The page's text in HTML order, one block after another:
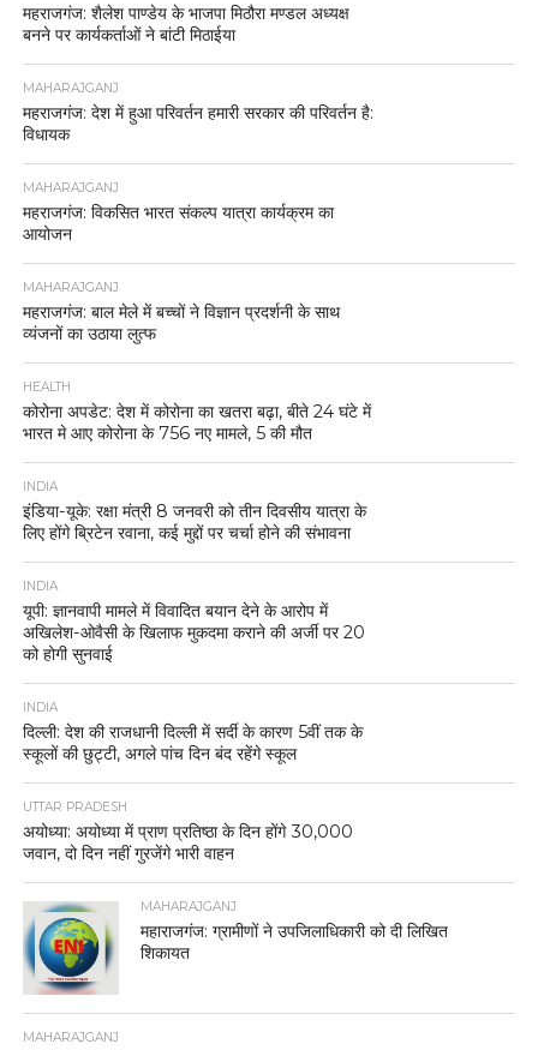
महराजगंज: शैलेश पाण्डेय के भाजपा मिठौरा मण्डल अध्यक्ष
बनने पर कार्यकर्ताओं ने बांटी मिठाईया
MAHARAJGANJ
महराजगंज: देश में हुआ परिवर्तन हमारी सरकार की परिवर्तन है:
विधायक
MAHARAJGANJ
महराजगंज: विकसित भारत संकल्प यात्रा कार्यक्रम का
आयोजन
MAHARAJGANJ
महराजगंज: बाल मेले में बच्चों ने विज्ञान प्रदर्शनी के साथ
व्यंजनों का उठाया लुत्फ
HEALTH
कोरोना अपडेट: देश में कोरोना का खतरा बढ़ा, बीते 24 घंटे में
भारत मे आए कोरोना के 756 नए मामले, 5 की मौत
INDIA
इंडिया-यूके: रक्षा मंत्री 8 जनवरी को तीन दिवसीय यात्रा के
लिए होंगे ब्रिटेन रवाना, कई मुद्दों पर चर्चा होने की संभावना
INDIA
यूपी: ज्ञानवापी मामले में विवादित बयान देने के आरोप में
अखिलेश-ओवैसी के खिलाफ मुकदमा कराने की अर्जी पर 20
को होगी सुनवाई
INDIA
दिल्ली: देश की राजधानी दिल्ली में सर्दी के कारण 5वीं तक के
स्कूलों की छुट्टी, अगले पांच दिन बंद रहेंगे स्कूल
UTTAR PRADESH
अयोध्या: अयोध्या में प्राण प्रतिष्ठा के दिन होंगे 30,000
जवान, दो दिन नहीं गुरजेंगे भारी वाहन
MAHARAJGANJ
महाराजगंज: ग्रामीणों ने उपजिलाधिकारी को दी लिखित
शिकायत
MAHARAJGANJ